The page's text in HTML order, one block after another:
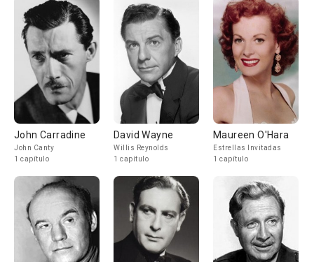
John Carradine
John Canty
1 capítulo
David Wayne
Willis Reynolds
1 capítulo
Maureen O'Hara
Estrellas Invitadas
1 capítulo